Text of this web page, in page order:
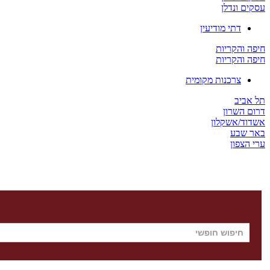
עסקים ונדלן
דתי מודיעין
חיפה והקריות
חיפה והקריות
צרכנות מקומית
תל אביב
דרום השרון
אשדוד/אשקלון
באר שבע
ערי הצפון